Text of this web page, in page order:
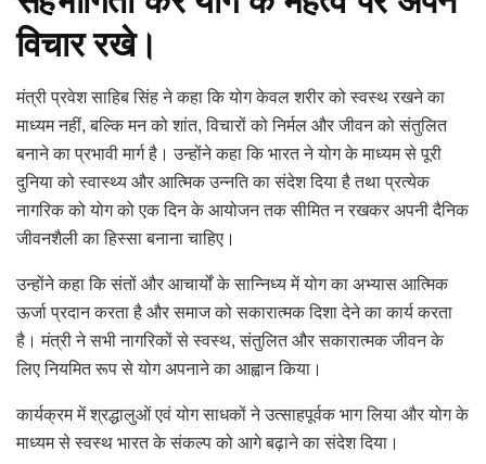
विचार रखे।
मंत्री प्रवेश साहिब सिंह ने कहा कि योग केवल शरीर को स्वस्थ रखने का
माध्यम नहीं, बल्कि मन को शांत, विचारों को निर्मल और जीवन को संतुलित
बनाने का प्रभावी मार्ग है। उन्होंने कहा कि भारत ने योग के माध्यम से पूरी
दुनिया को स्वास्थ्य और आत्मिक उन्नति का संदेश दिया है तथा प्रत्येक
नागरिक को योग को एक दिन के आयोजन तक सीमित न रखकर अपनी दैनिक
जीवनशैली का हिस्सा बनाना चाहिए।
उन्होंने कहा कि संतों और आचार्यों के सान्निध्य में योग का अभ्यास आत्मिक
ऊर्जा प्रदान करता है और समाज को सकारात्मक दिशा देने का कार्य करता
है। मंत्री ने सभी नागरिकों से स्वस्थ, संतुलित और सकारात्मक जीवन के
लिए नियमित रूप से योग अपनाने का आह्वान किया।
कार्यक्रम में श्रद्धालुओं एवं योग साधकों ने उत्साहपूर्वक भाग लिया और योग के
माध्यम से स्वस्थ भारत के संकल्प को आगे बढ़ाने का संदेश दिया।